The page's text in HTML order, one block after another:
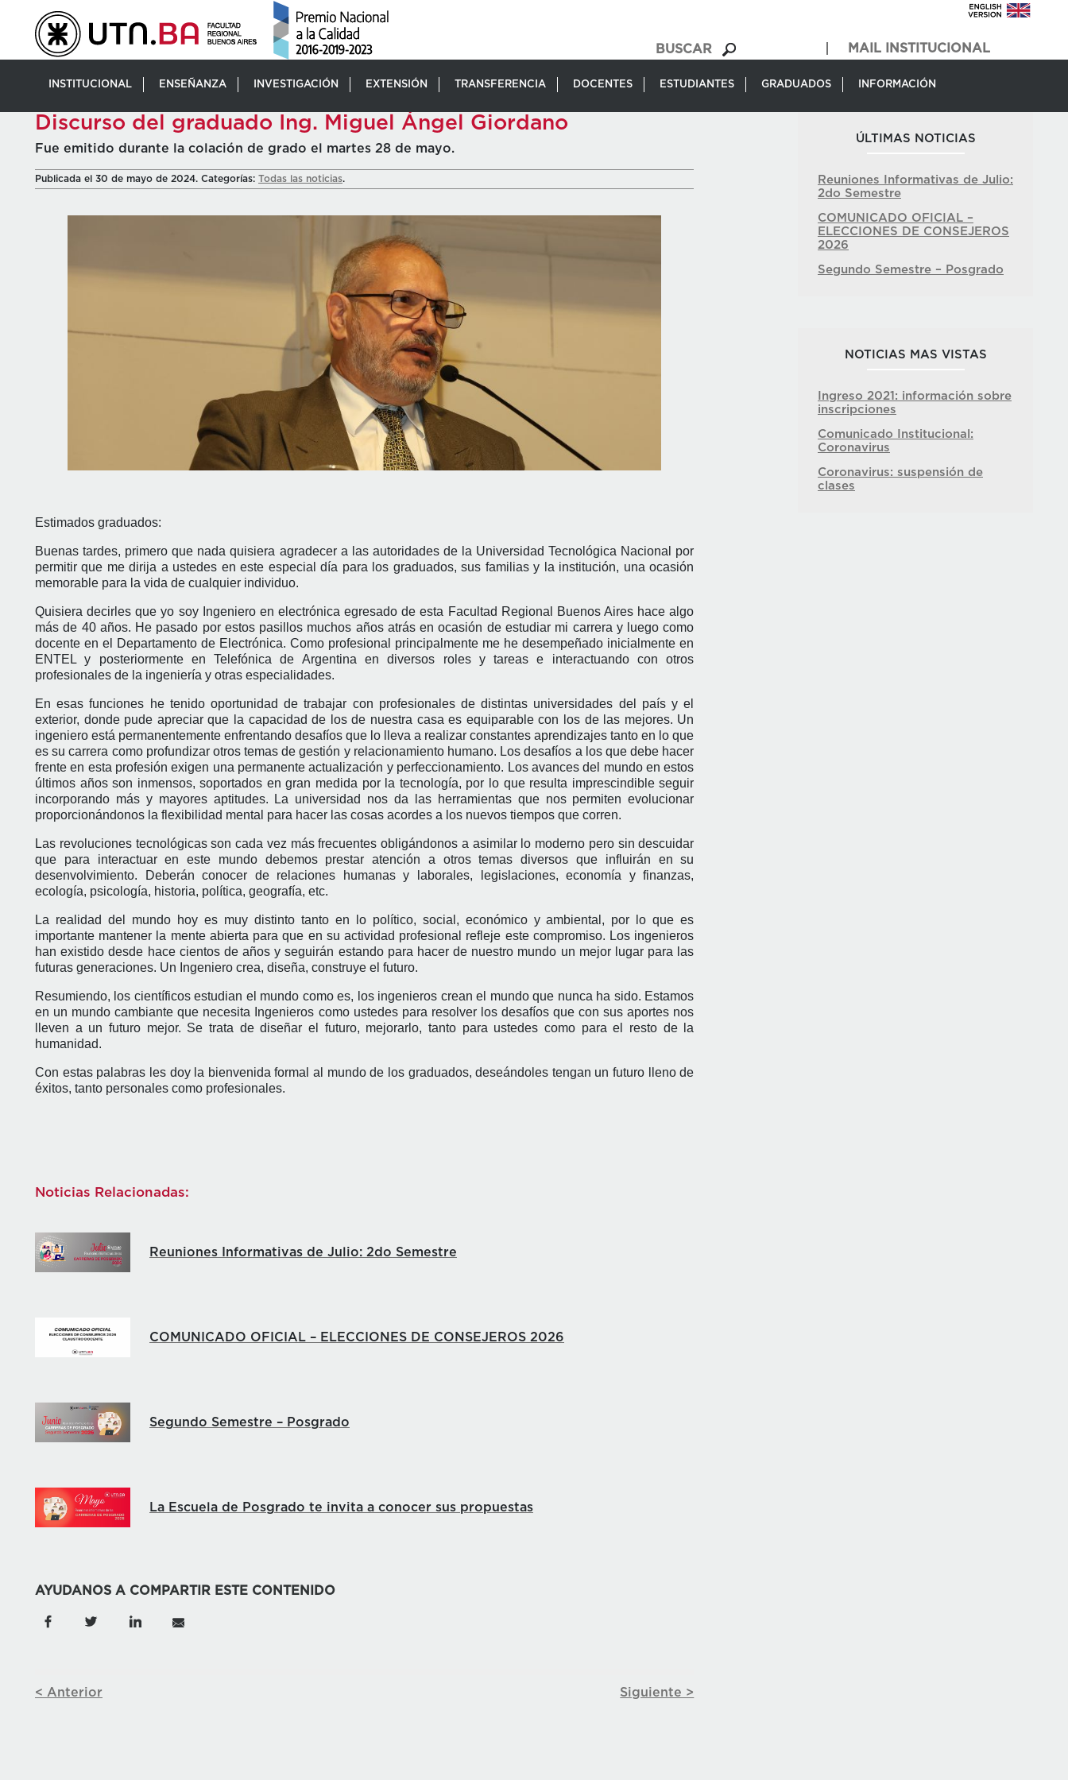
MAIL INSTITUCIONAL
INSTITUCIONAL ENSEÑANZA INVESTIGACIÓN EXTENSIÓN TRANSFERENCIA DOCENTES ESTUDIANTES GRADUADOS INFORMACIÓN
Discurso del graduado Ing. Miguel Ángel Giordano
Fue emitido durante la colación de grado el martes 28 de mayo.
Publicada el 30 de mayo de 2024. Categorías: Todas las noticias.
Estimados graduados:
Buenas tardes, primero que nada quisiera agradecer a las autoridades de la Universidad Tecnológica Nacional por
permitir que me dirija a ustedes en este especial día para los graduados, sus familias y la institución, una ocasión
memorable para la vida de cualquier individuo.
Quisiera decirles que yo soy Ingeniero en electrónica egresado de esta Facultad Regional Buenos Aires hace algo
más de 40 años. He pasado por estos pasillos muchos años atrás en ocasión de estudiar mi carrera y luego como
docente en el Departamento de Electrónica. Como profesional principalmente me he desempeñado inicialmente en
ENTEL y posteriormente en Telefónica de Argentina en diversos roles y tareas e interactuando con otros
profesionales de la ingeniería y otras especialidades.
En esas funciones he tenido oportunidad de trabajar con profesionales de distintas universidades del país y el
exterior, donde pude apreciar que la capacidad de los de nuestra casa es equiparable con los de las mejores. Un
ingeniero está permanentemente enfrentando desafíos que lo lleva a realizar constantes aprendizajes tanto en lo que
es su carrera como profundizar otros temas de gestión y relacionamiento humano. Los desafíos a los que debe hacer
frente en esta profesión exigen una permanente actualización y perfeccionamiento. Los avances del mundo en estos
últimos años son inmensos, soportados en gran medida por la tecnología, por lo que resulta imprescindible seguir
incorporando más y mayores aptitudes. La universidad nos da las herramientas que nos permiten evolucionar
proporcionándonos la flexibilidad mental para hacer las cosas acordes a los nuevos tiempos que corren.
Las revoluciones tecnológicas son cada vez más frecuentes obligándonos a asimilar lo moderno pero sin descuidar
que para interactuar en este mundo debemos prestar atención a otros temas diversos que influirán en su
desenvolvimiento. Deberán conocer de relaciones humanas y laborales, legislaciones, economía y finanzas,
ecología, psicología, historia, política, geografía, etc.
La realidad del mundo hoy es muy distinto tanto en lo político, social, económico y ambiental, por lo que es
importante mantener la mente abierta para que en su actividad profesional refleje este compromiso. Los ingenieros
han existido desde hace cientos de años y seguirán estando para hacer de nuestro mundo un mejor lugar para las
futuras generaciones. Un Ingeniero crea, diseña, construye el futuro.
Resumiendo, los científicos estudian el mundo como es, los ingenieros crean el mundo que nunca ha sido. Estamos
en un mundo cambiante que necesita Ingenieros como ustedes para resolver los desafíos que con sus aportes nos
lleven a un futuro mejor. Se trata de diseñar el futuro, mejorarlo, tanto para ustedes como para el resto de la
humanidad.
Con estas palabras les doy la bienvenida formal al mundo de los graduados, deseándoles tengan un futuro lleno de
éxitos, tanto personales como profesionales.
Noticias Relacionadas:
Reuniones Informativas de Julio: 2do Semestre
COMUNICADO OFICIAL – ELECCIONES DE CONSEJEROS 2026
Segundo Semestre – Posgrado
La Escuela de Posgrado te invita a conocer sus propuestas
AYUDANOS A COMPARTIR ESTE CONTENIDO
< Anterior Siguiente >
ÚLTIMAS NOTICIAS
Reuniones Informativas de Julio:
2do Semestre
COMUNICADO OFICIAL –
ELECCIONES DE CONSEJEROS
2026
Segundo Semestre – Posgrado
NOTICIAS MAS VISTAS
Ingreso 2021: información sobre
inscripciones
Comunicado Institucional:
Coronavirus
Coronavirus: suspensión de
clases